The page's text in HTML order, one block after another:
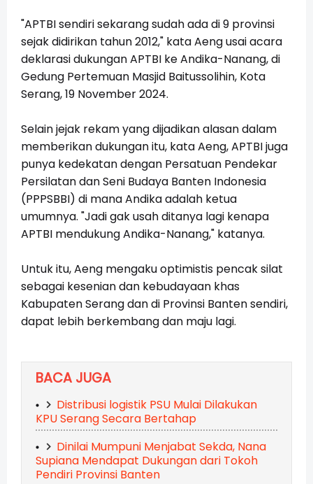
"APTBI sendiri sekarang sudah ada di 9 provinsi
sejak didirikan tahun 2012," kata Aeng usai acara
deklarasi dukungan APTBI ke Andika-Nanang, di
Gedung Pertemuan Masjid Baitussolihin, Kota
Serang, 19 November 2024.
Selain jejak rekam yang dijadikan alasan dalam
memberikan dukungan itu, kata Aeng, APTBI juga
punya kedekatan dengan Persatuan Pendekar
Persilatan dan Seni Budaya Banten Indonesia
(PPPSBBI) di mana Andika adalah ketua
umumnya. "Jadi gak usah ditanya lagi kenapa
APTBI mendukung Andika-Nanang," katanya.
Untuk itu, Aeng mengaku optimistis pencak silat
sebagai kesenian dan kebudayaan khas
Kabupaten Serang dan di Provinsi Banten sendiri,
dapat lebih berkembang dan maju lagi.
BACA JUGA
Distribusi logistik PSU Mulai Dilakukan
KPU Serang Secara Bertahap
Dinilai Mumpuni Menjabat Sekda, Nana
Supiana Mendapat Dukungan dari Tokoh
Pendiri Provinsi Banten